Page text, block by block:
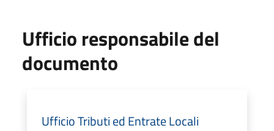
Ufficio responsabile del
documento
Ufficio Tributi ed Entrate Locali